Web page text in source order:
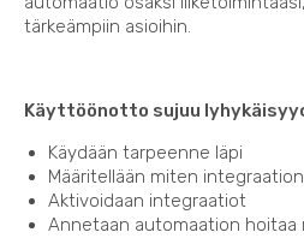
tärkeämpiin asioihin.
Käyttöönotto sujuu
Käydään tarpeenne läpi
Määritellään miten
Aktivoidaan integraatiot
Annetaan automaation